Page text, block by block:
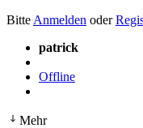
Bitte Anmelden oder
patrick
Offline
Mehr